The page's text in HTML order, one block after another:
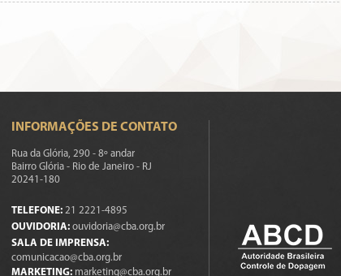
INFORMAÇÕES DE CONTATO
Rua da Glória, 290 - 8º andar
Bairro Glória - Rio de Janeiro - RJ
20241-180
TELEFONE: 21 2221-4895
OUVIDORIA: ouvidoria@cba.org.br
SALA DE IMPRENSA:
comunicacao@cba.org.br
MARKETING: marketing@cba.org.br